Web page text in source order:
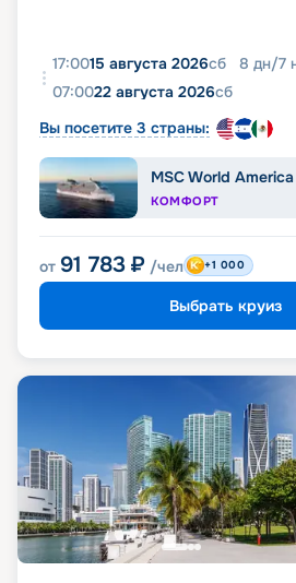
17:0015 августа 2026сб 8 дн/7
07:0022 августа 2026сб
Вы посетите 3 страны:
MSC World America
КОМФОРТ
от 91 783 ₽ /чел +1 000
Выбрать круиз